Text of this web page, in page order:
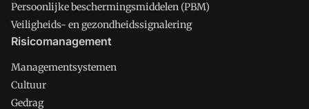
Persoonlijke beschermingsmiddelen (PBM)
Veiligheids- en gezondheidssignalering
Risicomanagement
Managementsystemen
Cultuur
Gedrag